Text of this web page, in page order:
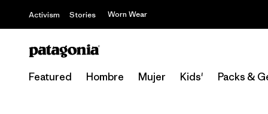
Activism Stories Worn Wear
Featured Hombre Mujer Kids' Packs &